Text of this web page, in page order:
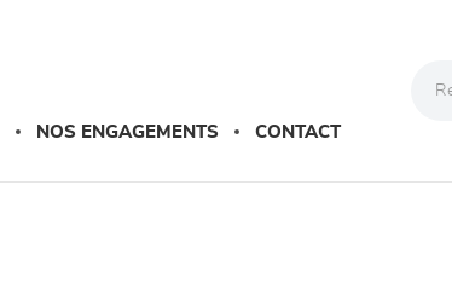
NOS ENGAGEMENTS CONTACT